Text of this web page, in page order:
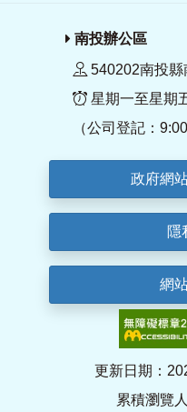
南投辦公區
540202南投
星期一至星期
（公司登記：
政府網
隱
網
更新日期：
累積瀏覽